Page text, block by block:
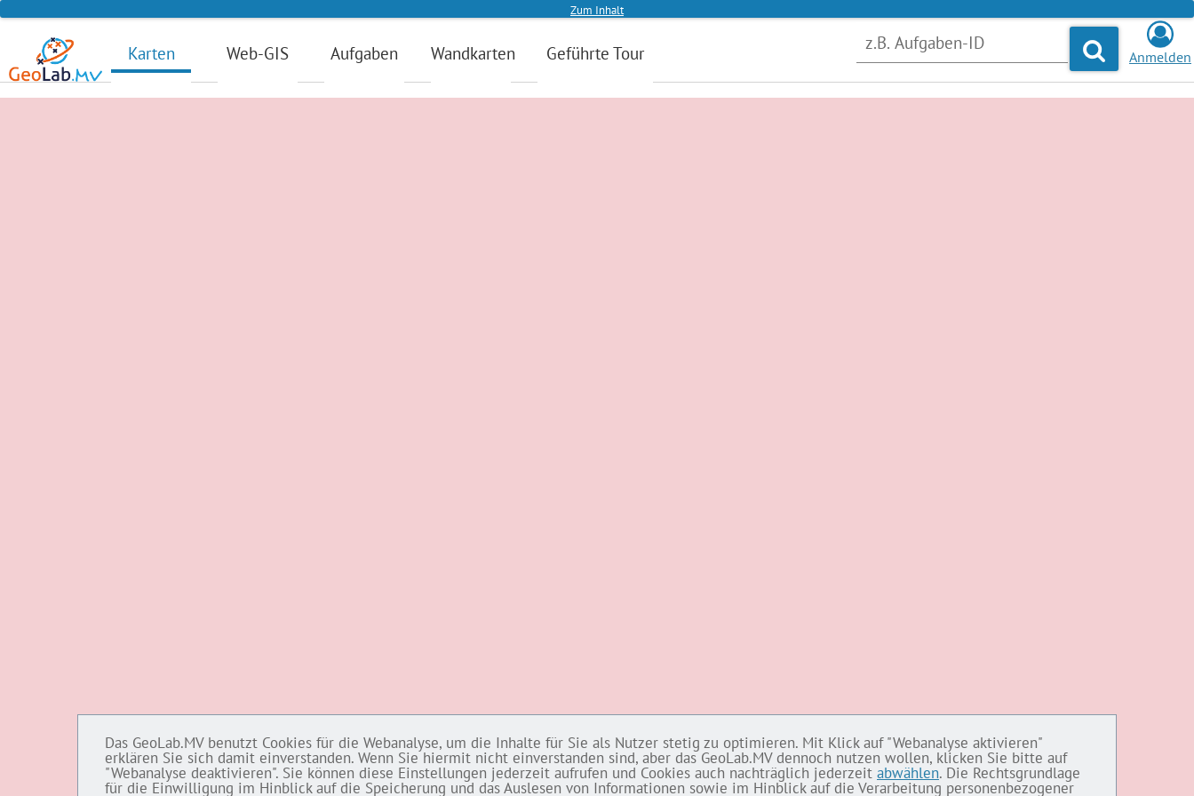
Das GeoLab.MV benutzt Cookies für die Webanalyse, um die Inhalte für Sie als Nutzer stetig zu optimieren. Mit Klick auf "Webanalyse aktivieren"
erklären Sie sich damit einverstanden. Wenn Sie hiermit nicht einverstanden sind, aber das GeoLab.MV dennoch nutzen wollen, klicken Sie bitte auf
"Webanalyse deaktivieren". Sie können diese Einstellungen jederzeit aufrufen und Cookies auch nachträglich jederzeit abwählen. Die Rechtsgrundlage
für die Einwilligung im Hinblick auf die Speicherung und das Auslesen von Informationen sowie im Hinblick auf die Verarbeitung personenbezogener
Zum Inhalt
Karten Web-GIS Aufgaben Wandkarten Geführte Tour Anmelden